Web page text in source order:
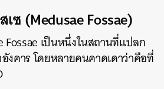
ซ (Medusae Fossae)
Fossae เป็นหนึ่งในสถานที่แปลก
คาร โดยหลายคนคาดเดาว่าคือที่